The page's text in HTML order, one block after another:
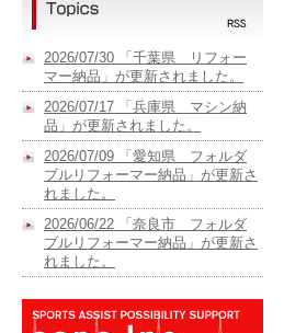
2026/07/30 「千葉県 リフォー
マー納品」が更新されました。
2026/07/17 「兵庫県 マシン納
品」が更新されました。
2026/07/09 「愛知県 フォルダ
ブルリフォーマー納品」が更新さ
れました。
2026/06/22 「奈良市 フォルダ
ブルリフォーマー納品」が更新さ
れました。